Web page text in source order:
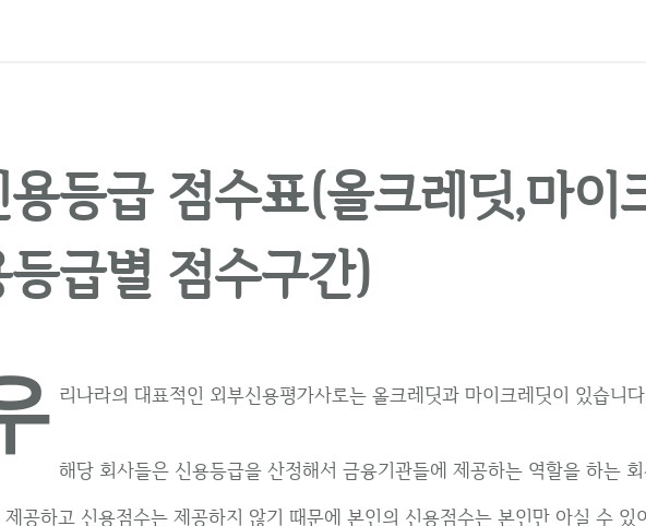
용등급 점수표(올크레딧,마이
급별 점수구간)
리나라의 대표적인 외부신용평가사로는 올크레딧과 마이크레딧이 있습니다.
해당 회사들은 신용등급을 산정해서 금융기관들에 제공하는 역할을 하는
제공하고 신용점수는 제공하지 않기 때문에 본인의 신용점수는 본인만 아실 수 있